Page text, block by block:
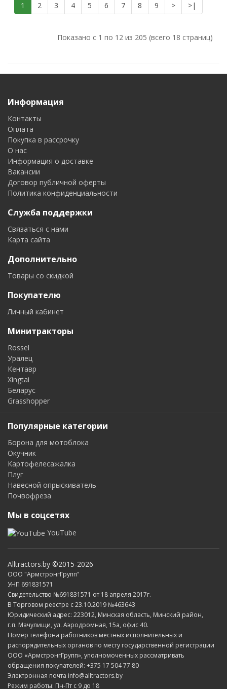
1 2 3 4 5 6 7 8 9 > >|
Показано с 1 по 12 из 205 (всего 18 страниц)
Информация
Контакты
Оплата
Покупка в рассрочку
О нас
Информация о доставке
Вакансии
Договор публичной оферты
Политика конфиденциальности
Служба поддержки
Связаться с нами
Карта сайта
Дополнительно
Товары со скидкой
Покупателю
Личный кабинет
Минитракторы
Rossel
Уралец
Кентавр
Xingtai
Беларус
Grasshopper
Популярные категории
Борона для мотоблока
Окучник
Картофелесажалка
Плуг
Навесной опрыскиватель
Почвофреза
Мы в соцсетях
YouTube
Alltractors.by ©2015-2026
ООО "АрмстронгГрупп"
УНП 691831571
Свидетельство №691831571 от 18 апреля 2017г.
В Торговом реестре с 23.10.2019 №463643
Юридический адрес: 223012, Минская область, Минский район,
г.п. Мачулищи, ул. Аэродромная, 15а, офис 40.
Номер телефона работников местных исполнительных и
распорядительных органов по месту государственной регистрации
ООО «АрмстронгГрупп», уполномоченных рассматривать
обращения покупателей: +375 17 504 77 80
Электронная почта info@alltractors.by
Режим работы: Пн-Пт с 9 до 18